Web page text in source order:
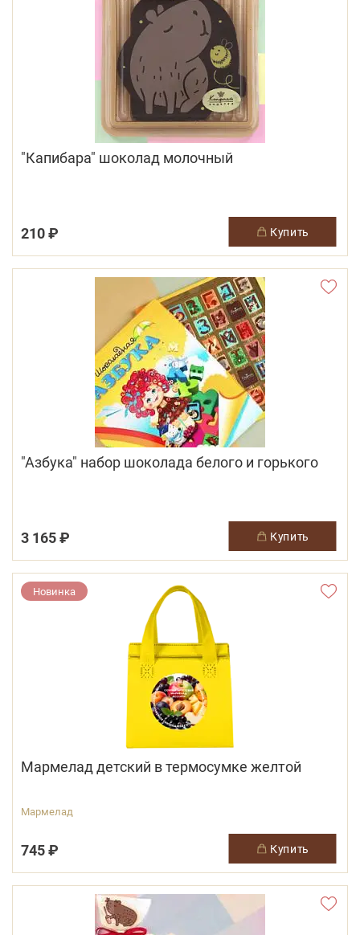
"Капибара" шоколад молочный
210 ₽ купить
"Азбука" набор шоколада белого и горького
3 165 ₽ купить
Новинка
Мармелад детский в термосумке желтой
Мармелад
745 ₽ купить